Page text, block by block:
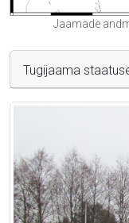
Jaamade
Tugijaama